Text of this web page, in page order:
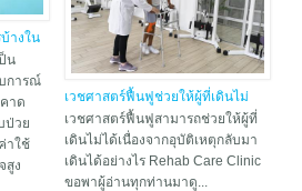
างใน
น
การณ์
าด
ป่วย
าใช้
สูง
เวชศาสตร์ฟื้นฟูช่วยให้ผู้ที่เดินไม่
ได้ให้กลับมาเดินได้อย่างไร
เวชศาสตร์ฟื้นฟูสามารถช่วยให้ผู้ที่
เดินไม่ได้เนื่องจากอุบัติเหตุกลับมา
เดินได้อย่างไร Rehab Care Clinic
ขอพาผู้อ่านทุกท่านมาดู...